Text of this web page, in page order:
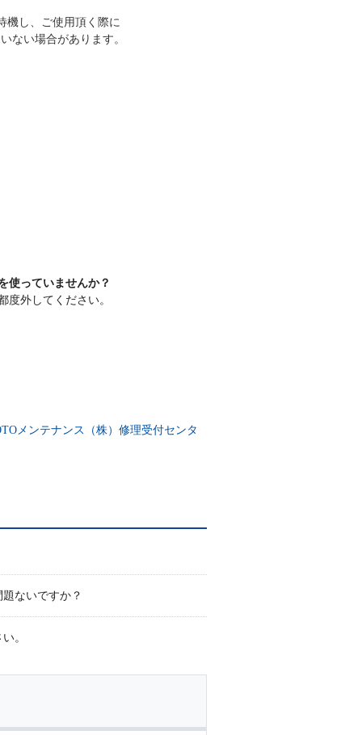
し、ご使用頂く際に
い場合があります。
使っていませんか？
外してください。
メンテナンス（株）修理受付センタ
ないですか？
。